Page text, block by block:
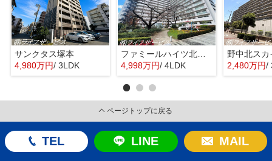
サンクタス塚本
4,980万円/ 3LDK
ファミールハイツ北大阪４号棟
4,998万円/ 4LDK
野中北スカ
2,480万円/
ページトップに戻る
TEL LINE MAIL